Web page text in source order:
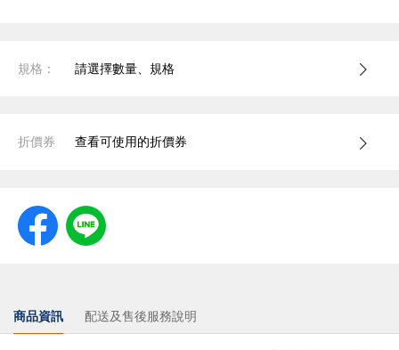
規格： 請選擇數量、規格
折價券 查看可使用的折價券
商品資訊 配送及售後服務說明